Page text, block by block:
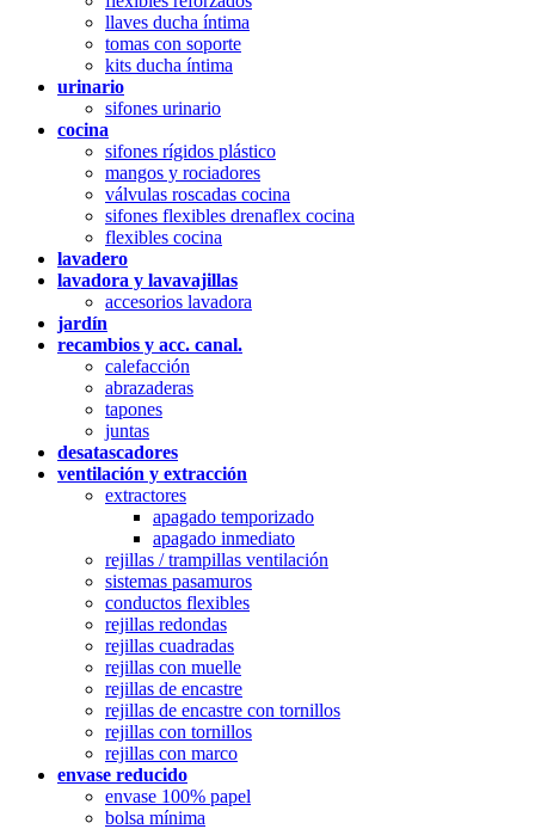
llaves ducha íntima
tomas con soporte
kits ducha íntima
urinario
sifones urinario
cocina
sifones rígidos plástico
mangos y rociadores
válvulas roscadas cocina
sifones flexibles drenaflex cocina
flexibles cocina
lavadero
lavadora y lavavajillas
accesorios lavadora
jardín
recambios y acc. canal.
calefacción
abrazaderas
tapones
juntas
desatascadores
ventilación y extracción
extractores
apagado temporizado
apagado inmediato
rejillas / trampillas ventilación
sistemas pasamuros
conductos flexibles
rejillas redondas
rejillas cuadradas
rejillas con muelle
rejillas de encastre
rejillas de encastre con tornillos
rejillas con tornillos
rejillas con marco
envase reducido
envase 100% papel
bolsa mínima